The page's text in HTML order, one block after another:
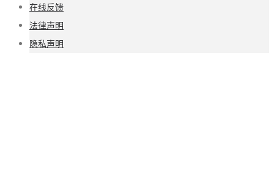
在线反馈
法律声明
隐私声明